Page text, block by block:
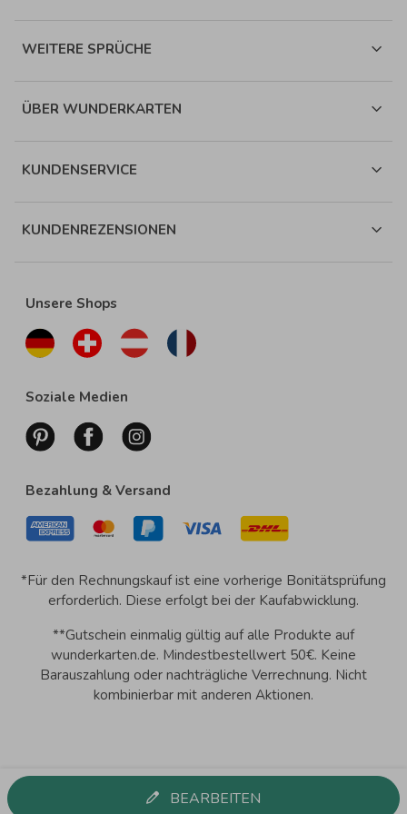
BEARBEITEN
WEITERE SPRÜCHE
ÜBER WUNDERKARTEN
KUNDENSERVICE
KUNDENREZENSIONEN
Unsere Shops
Soziale Medien
Bezahlung & Versand
*Für den Rechnungskauf ist eine vorherige Bonitätsprüfung
erforderlich. Diese erfolgt bei der Kaufabwicklung.
**Gutschein einmalig gültig auf alle Produkte auf
wunderkarten.de. Mindestbestellwert 50€. Keine
Barauszahlung oder nachträgliche Verrechnung. Nicht
kombinierbar mit anderen Aktionen.